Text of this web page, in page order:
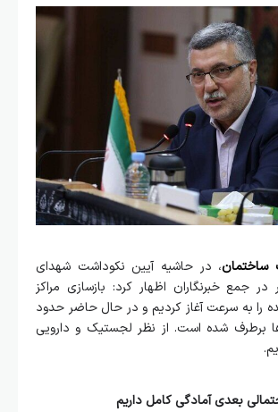
، در حاشیه آیین نکوداشت شهدای
جمع خبرنگاران اظهار کرد: بازسازی مراکز
را به سرعت آغاز کردیم و در حال حاضر حدود
برطرف شده است. از نظر لجستیک و دارویی
بعدی آمادگی کامل داریم